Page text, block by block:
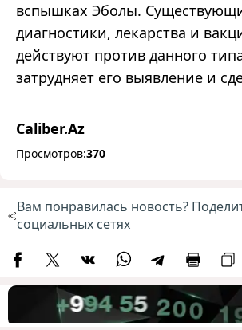
вспышках Эболы.
диагностики, лекарства и
действуют против данного
затрудняет его выявление и
Caliber.Az
Просмотров:370
Вам понравилась новость?
социальных сетях